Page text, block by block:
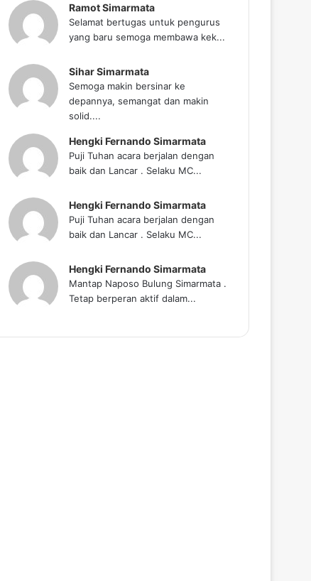
Ramot Simarmata
Selamat bertugas untuk pengurus
yang baru semoga membawa kek...
Sihar Simarmata
Semoga makin bersinar ke
depannya, semangat dan makin
solid....
Hengki Fernando Simarmata
Puji Tuhan acara berjalan dengan
baik dan Lancar . Selaku MC...
Hengki Fernando Simarmata
Puji Tuhan acara berjalan dengan
baik dan Lancar . Selaku MC...
Hengki Fernando Simarmata
Mantap Naposo Bulung Simarmata .
Tetap berperan aktif dalam...